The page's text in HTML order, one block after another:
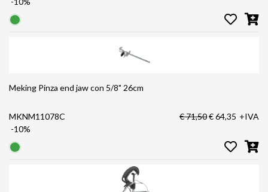
Meking Pinza end jaw con 5/8" 26cm
MKNM11078C
-10%
€ 71,50€ 64,35 +IVA